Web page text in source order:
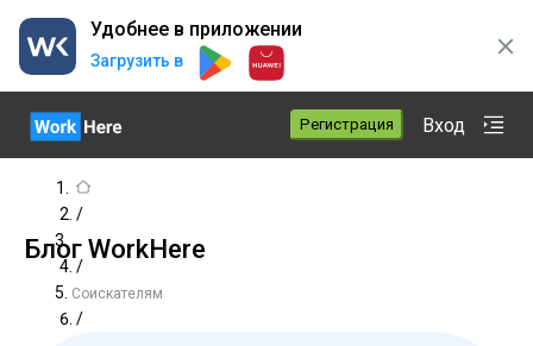
Удобнее в приложении
Загрузить в
Регистрация Вход
/
/
Соискателям
/
Блог WorkHere